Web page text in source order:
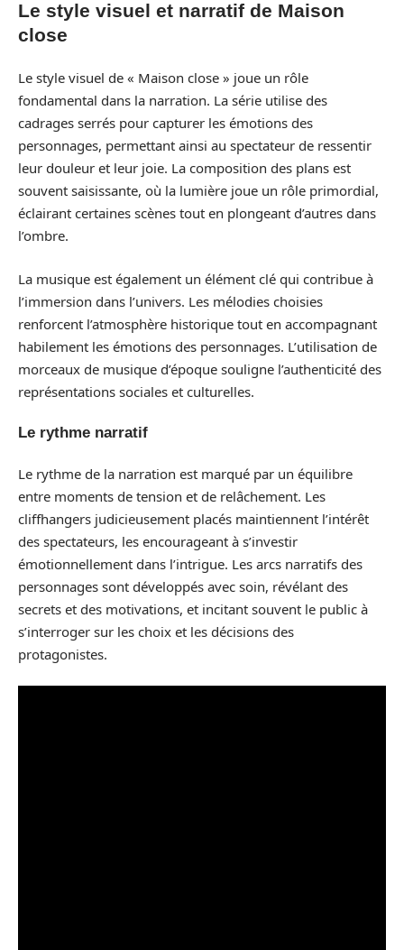
Le style visuel et narratif de Maison
close
Le style visuel de « Maison close » joue un rôle
fondamental dans la narration. La série utilise des
cadrages serrés pour capturer les émotions des
personnages, permettant ainsi au spectateur de ressentir
leur douleur et leur joie. La composition des plans est
souvent saisissante, où la lumière joue un rôle primordial,
éclairant certaines scènes tout en plongeant d’autres dans
l’ombre.
La musique est également un élément clé qui contribue à
l’immersion dans l’univers. Les mélodies choisies
renforcent l’atmosphère historique tout en accompagnant
habilement les émotions des personnages. L’utilisation de
morceaux de musique d’époque souligne l’authenticité des
représentations sociales et culturelles.
Le rythme narratif
Le rythme de la narration est marqué par un équilibre
entre moments de tension et de relâchement. Les
cliffhangers judicieusement placés maintiennent l’intérêt
des spectateurs, les encourageant à s’investir
émotionnellement dans l’intrigue. Les arcs narratifs des
personnages sont développés avec soin, révélant des
secrets et des motivations, et incitant souvent le public à
s’interroger sur les choix et les décisions des
protagonistes.